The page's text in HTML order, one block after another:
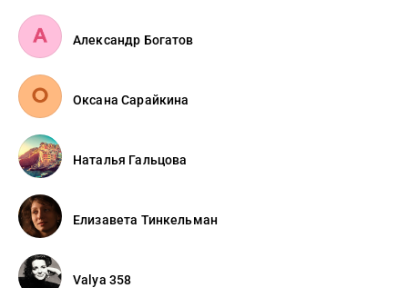
Александр Богатов
Оксана Сарайкина
Наталья Гальцова
Елизавета Тинкельман
Valya 358